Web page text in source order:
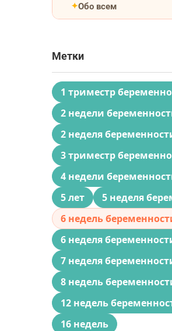
Обо всем
Метки
1 триместр
2 недели
2 неделя
3 триместр
4 недели
5 лет
5 неделя
6 недель
6 неделя
7 неделя
8 недель
12 недель
16 недель